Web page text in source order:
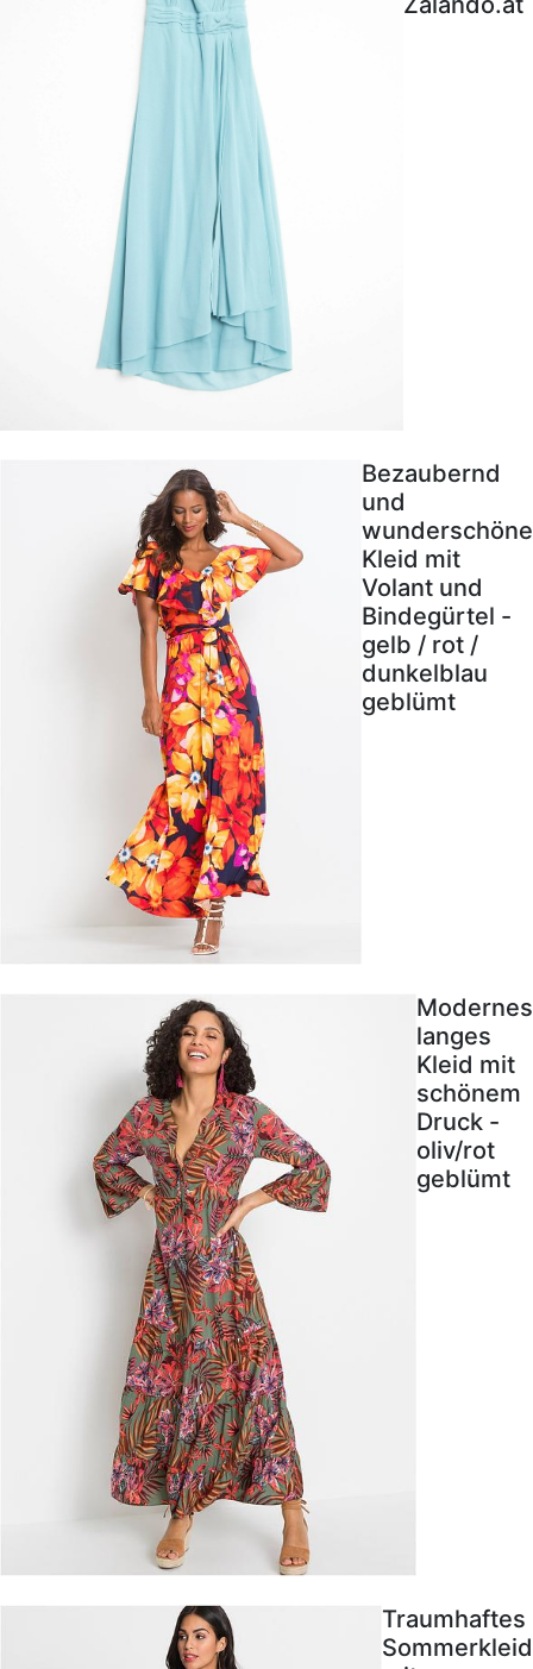
Bezaubernd
und
wunderschöne
Kleid mit
Volant und
Bindegürtel -
gelb / rot /
dunkelblau
geblümt
Modernes
langes
Kleid mit
schönem
Druck -
oliv/rot
geblümt
Traumhaftes
Sommerkleid